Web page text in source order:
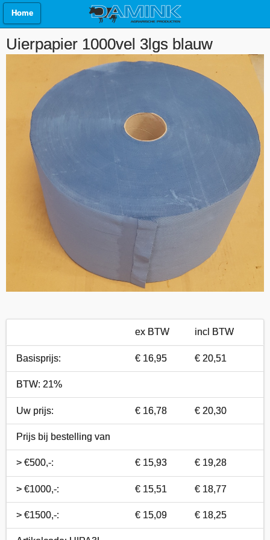
Home
Uierpapier 1000vel 3lgs blauw
ex BTW incl BTW
Basisprijs: € 16,95 € 20,51
BTW: 21%
Uw prijs: € 16,78 € 20,30
Prijs bij bestelling van
> €500,-: € 15,93 € 19,28
> €1000,-: € 15,51 € 18,77
> €1500,-: € 15,09 € 18,25